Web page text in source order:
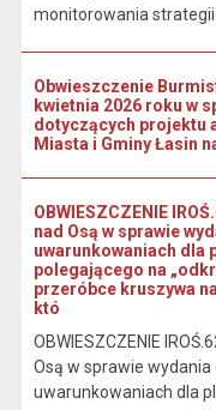
monitorowania strategii
Obwieszczenie
kwietnia 2026 roku w
dotyczących projektu
Miasta i Gminy Łasin
OBWIESZCZENIE
nad Osą w sprawie
uwarunkowaniach dla
polegającego na
przeróbce kruszywa
któ
OBWIESZCZENIE
Osą w sprawie
uwarunkowaniach dla